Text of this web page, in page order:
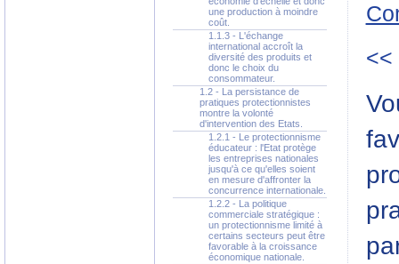
une production à moindre
coût.
1.1.3 - L'échange
international accroît la
diversité des produits et
donc le choix du
consommateur.
1.2 - La persistance de
pratiques protectionnistes
montre la volonté
d'intervention des Etats.
1.2.1 - Le protectionnisme
éducateur : l'Etat protège
les entreprises nationales
jusqu'à ce qu'elles soient
en mesure d'affronter la
concurrence internationale.
1.2.2 - La politique
commerciale stratégique :
un protectionnisme limité à
certains secteurs peut être
favorable à la croissance
économique nationale.
<<